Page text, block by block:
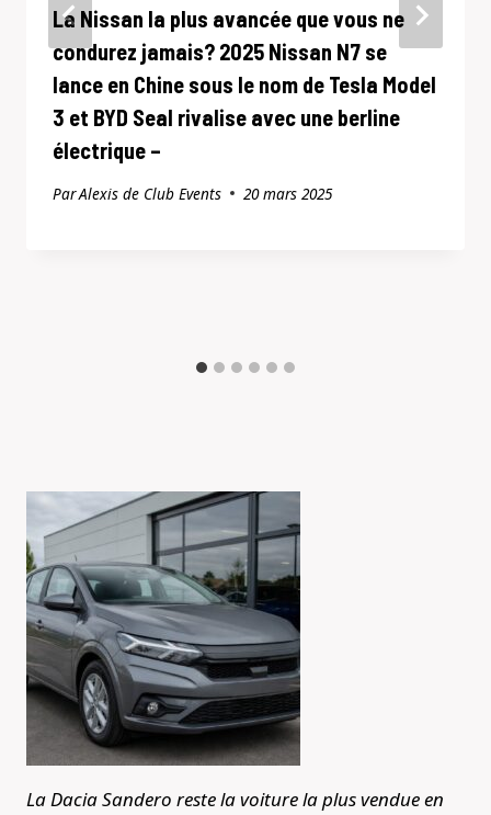
La Nissan la plus avancée que vous ne
condurez jamais? 2025 Nissan N7 se
lance en Chine sous le nom de Tesla Model
3 et BYD Seal rivalise avec une berline
électrique –
ParAlexis de Club Events 20 mars 2025
La Dacia Sandero reste la voiture la plus vendue en